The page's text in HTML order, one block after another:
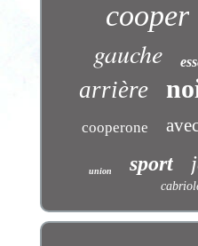
cooper
gauche
arrière
cooperone
union sport